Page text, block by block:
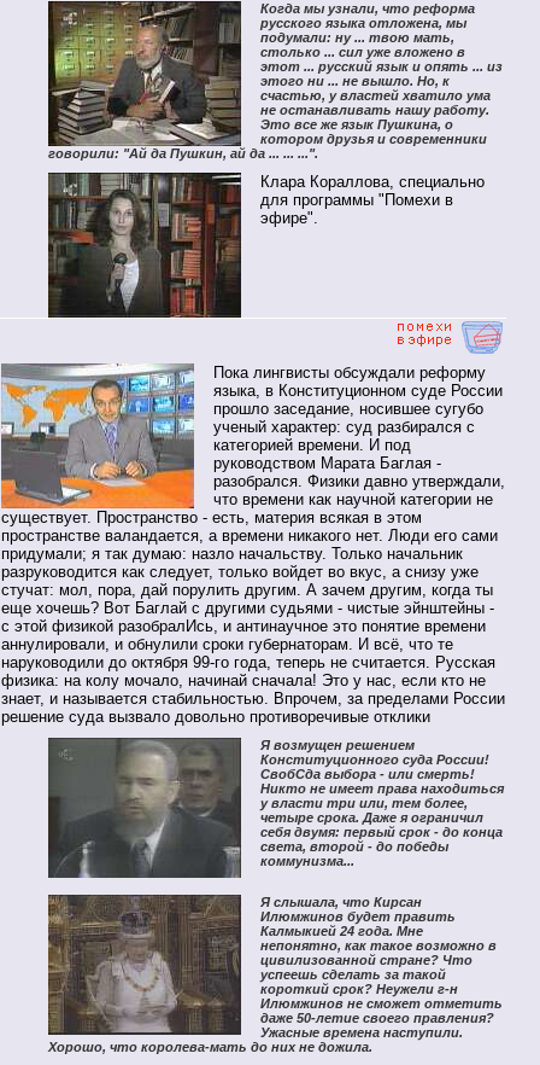
Когда мы узнали, что реформа
русского языка отложена, мы
подумали: ну ... твою мать,
столько ... сил уже вложено в
этот ... русский язык и опять ... из
этого ни ... не вышло. Но, к
счастью, у властей хватило ума
не останавливать нашу работу.
Это все же язык Пушкина, о
котором друзья и современники
говорили: "Ай да Пушкин, ай да ... ... ...".
Клара Кораллова, специально
для программы "Помехи в
эфире".
Пока лингвисты обсуждали реформу
языка, в Конституционном суде России
прошло заседание, носившее сугубо
ученый характер: суд разбирался с
категорией времени. И под
руководством Марата Баглая -
разобрался. Физики давно утверждали,
что времени как научной категории не
существует. Пространство - есть, материя всякая в этом
пространстве валандается, а времени никакого нет. Люди его сами
придумали; я так думаю: назло начальству. Только начальник
разруководится как следует, только войдет во вкус, а снизу уже
стучат: мол, пора, дай порулить другим. А зачем другим, когда ты
еще хочешь? Вот Баглай с другими судьями - чистые эйнштейны -
с этой физикой разобралИсь, и антинаучное это понятие времени
аннулировали, и обнулили сроки губернаторам. И всё, что те
наруководили до октября 99-го года, теперь не считается. Русская
физика: на колу мочало, начинай сначала! Это у нас, если кто не
знает, и называется стабильностью. Впрочем, за пределами России
решение суда вызвало довольно противоречивые отклики
Я возмущен решением
Конституционного суда России!
СвобСда выбора - или смерть!
Никто не имеет права находиться
у власти три или, тем более,
четыре срока. Даже я ограничил
себя двумя: первый срок - до конца
света, второй - до победы
коммунизма...
Я слышала, что Кирсан
Илюмжинов будет править
Калмыкией 24 года. Мне
непонятно, как такое возможно в
цивилизованной стране? Что
успеешь сделать за такой
короткий срок? Неужели г-н
Илюмжинов не сможет отметить
даже 50-летие своего правления?
Ужасные времена наступили.
Хорошо, что королева-мать до них не дожила.